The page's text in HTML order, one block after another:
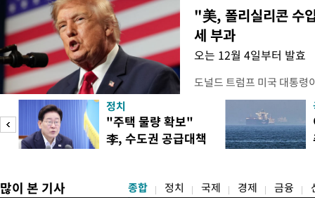
"美, 폴리실리콘 수
세 부과
오는 12월 4일부터 발효
도널드 트럼프 미국 대통령
콘 산업과 공급망을 보호
대통령은 6일(현지 시간)
품 수입에 최저 수입가격제
15%의 종가 관세를 부과
러
정치
"주택 물량 확보"
李, 수도권 공급대책
많이 본 기사 종합 정치 국제 경제 금융